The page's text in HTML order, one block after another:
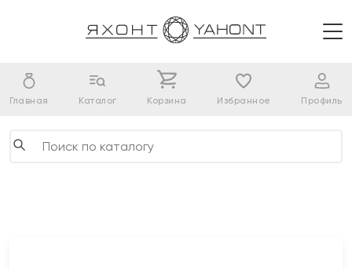
Главная Каталог Корзина Избранное Профиль